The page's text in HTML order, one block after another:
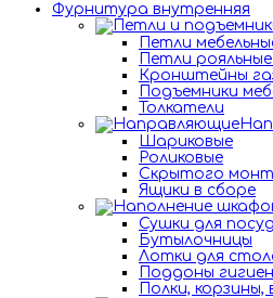
Фурнитура внутренняя
Петли
Петли
Кронштейны
Подъемники
Толкатели
Шариковые
Роликовые
Скрытого
Ящики в сборе
Сушки для
Бутылочницы
Лотки для
Поддоны
Полки, корзины,